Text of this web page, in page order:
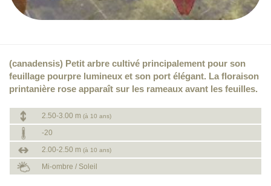
(canadensis) Petit arbre cultivé principalement pour son
feuillage pourpre lumineux et son port élégant. La floraison
printanière rose apparaît sur les rameaux avant les feuilles.
2.50-3.00 m (à 10 ans)
-20
2.00-2.50 m (à 10 ans)
Mi-ombre / Soleil